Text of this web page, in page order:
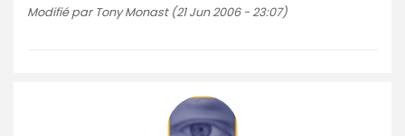
Modifié par Tony Monast (21 Jun 2006 - 23:07)